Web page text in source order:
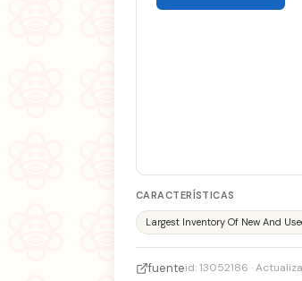
CARACTERÍSTICAS
Largest Inventory Of New And
fuenteid: 13052186 ·